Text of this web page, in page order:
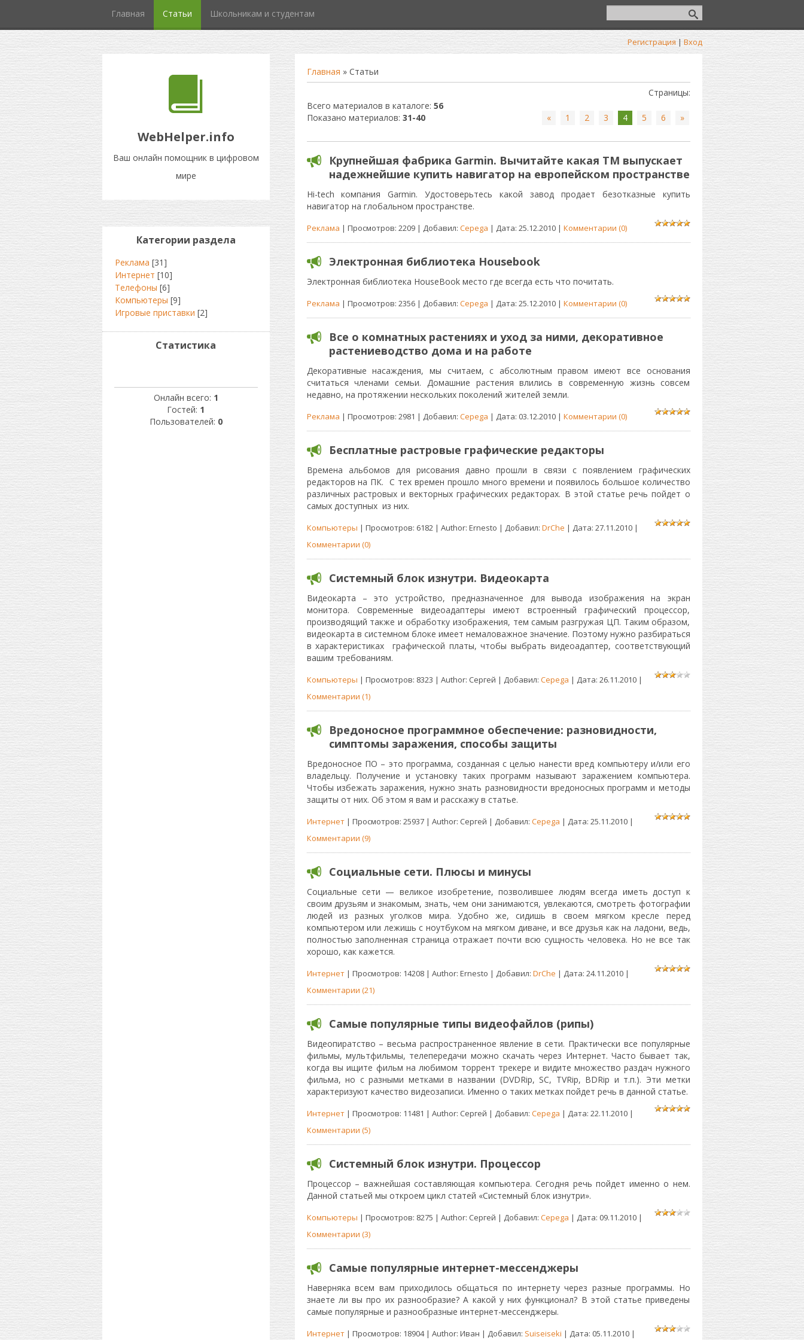
Главная Статьи Школьникам и студентам
Регистрация | Вход
WebHelper.info
Ваш онлайн помощник в цифровом
мире
Главная » Статьи
Всего материалов в каталоге: 56
Показано материалов: 31-40
Страницы:
« 1 2 3 4 5 6 »
Крупнейшая фабрика Garmin. Вычитайте какая ТМ выпускает
надежнейшие купить навигатор на европейском пространстве
Hi-tech компания Garmin. Удостоверьтесь какой завод продает безотказные купить
навигатор на глобальном пространстве.
Реклама | Просмотров: 2209 | Добавил: Cepega | Дата: 25.12.2010| Комментарии (0)
Электронная библиотека Housebook
Электронная библиотека HouseBook место где всегда есть что почитать.
Реклама | Просмотров: 2356 | Добавил: Cepega | Дата: 25.12.2010| Комментарии (0)
Все о комнатных растениях и уход за ними, декоративное
растениеводство дома и на работе
Декоративные насаждения, мы считаем, с абсолютным правом имеют все основания
считаться членами семьи. Домашние растения влились в современную жизнь совсем
недавно, на протяжении нескольких поколений жителей земли.
Реклама | Просмотров: 2981 | Добавил: Cepega | Дата: 03.12.2010| Комментарии (0)
Бесплатные растровые графические редакторы
Времена альбомов для рисования давно прошли в связи с появлением графических
редакторов на ПК. С тех времен прошло много времени и появилось большое количество
различных растровых и векторных графических редакторах. В этой статье речь пойдет о
самых доступных из них.
Компьютеры | Просмотров: 6182 | Author: Ernesto | Добавил: DrChe | Дата: 27.11.2010|
Комментарии (0)
Системный блок изнутри. Видеокарта
Видеокарта – это устройство, предназначенное для вывода изображения на экран
монитора. Современные видеоадаптеры имеют встроенный графический процессор,
производящий также и обработку изображения, тем самым разгружая ЦП. Таким образом,
видеокарта в системном блоке имеет немаловажное значение. Поэтому нужно разбираться
в характеристиках графической платы, чтобы выбрать видеоадаптер, соответствующий
вашим требованиям.
Компьютеры | Просмотров: 8323 | Author: Сергей | Добавил: Cepega | Дата: 26.11.2010|
Комментарии (1)
Вредоносное программное обеспечение: разновидности,
симптомы заражения, способы защиты
Вредоносное ПО – это программа, созданная с целью нанести вред компьютеру и/или его
владельцу. Получение и установку таких программ называют заражением компьютера.
Чтобы избежать заражения, нужно знать разновидности вредоносных программ и методы
защиты от них. Об этом я вам и расскажу в статье.
Интернет| Просмотров: 25937 | Author: Сергей | Добавил: Cepega | Дата: 25.11.2010|
Комментарии (9)
Социальные сети. Плюсы и минусы
Социальные сети — великое изобретение, позволившее людям всегда иметь доступ к
своим друзьям и знакомым, знать, чем они занимаются, увлекаются, смотреть фотографии
людей из разных уголков мира. Удобно же, сидишь в своем мягком кресле перед
компьютером или лежишь с ноутбуком на мягком диване, и все друзья как на ладони, ведь,
полностью заполненная страница отражает почти всю сущность человека. Но не все так
хорошо, как кажется.
Интернет| Просмотров: 14208 | Author: Ernesto | Добавил: DrChe | Дата: 24.11.2010|
Комментарии (21)
Самые популярные типы видеофайлов (рипы)
Видеопиратство – весьма распространенное явление в сети. Практически все популярные
фильмы, мультфильмы, телепередачи можно скачать через Интернет. Часто бывает так,
когда вы ищите фильм на любимом торрент трекере и видите множество раздач нужного
фильма, но с разными метками в названии (DVDRip, SC, TVRip, BDRip и т.п.). Эти метки
характеризуют качество видеозаписи. Именно о таких метках пойдет речь в данной статье.
Интернет| Просмотров: 11481 | Author: Сергей | Добавил: Cepega | Дата: 22.11.2010|
Комментарии (5)
Системный блок изнутри. Процессор
Процессор – важнейшая составляющая компьютера. Сегодня речь пойдет именно о нем.
Данной статьей мы откроем цикл статей «Системный блок изнутри».
Компьютеры | Просмотров: 8275 | Author: Сергей | Добавил: Cepega | Дата: 09.11.2010|
Комментарии (3)
Самые популярные интернет-мессенджеры
Наверняка всем вам приходилось общаться по интернету через разные программы. Но
знаете ли вы про их разнообразие? А какой у них функционал? В этой статье приведены
самые популярные и разнообразные интернет-мессенджеры.
Интернет| Просмотров: 18904 | Author: Иван | Добавил: Suiseiseki | Дата: 05.11.2010|
Категории раздела
Реклама [31]
Интернет [10]
Телефоны [6]
Компьютеры [9]
Игровые приставки [2]
Статистика
Онлайн всего: 1
Гостей: 1
Пользователей: 0